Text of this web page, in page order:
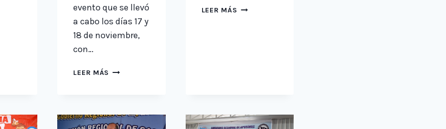
evento que se llevó
a cabo los días 17 y
18 de noviembre,
con…
LEER MÁS CAMPAÑA
VIGILANCIA
Y
LEER MÁS REUNION
MEJORAR